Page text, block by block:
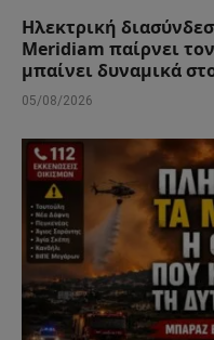
Ηλεκτρική
Meridiam παίρνει
μπαίνει δυναμικά
05/08/2026